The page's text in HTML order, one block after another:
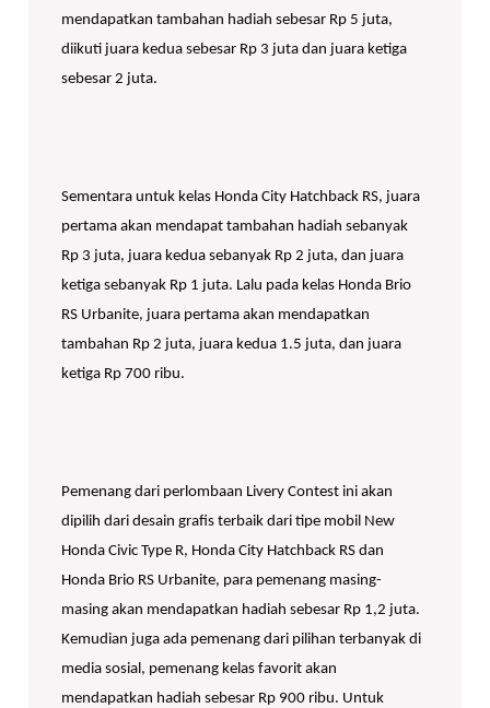
mendapatkan tambahan hadiah sebesar Rp 5 juta,
diikuti juara kedua sebesar Rp 3 juta dan juara ketiga
sebesar 2 juta.
Sementara untuk kelas Honda City Hatchback RS, juara
pertama akan mendapat tambahan hadiah sebanyak
Rp 3 juta, juara kedua sebanyak Rp 2 juta, dan juara
ketiga sebanyak Rp 1 juta. Lalu pada kelas Honda Brio
RS Urbanite, juara pertama akan mendapatkan
tambahan Rp 2 juta, juara kedua 1.5 juta, dan juara
ketiga Rp 700 ribu.
Pemenang dari perlombaan Livery Contest ini akan
dipilih dari desain grafis terbaik dari tipe mobil New
Honda Civic Type R, Honda City Hatchback RS dan
Honda Brio RS Urbanite, para pemenang masing-
masing akan mendapatkan hadiah sebesar Rp 1,2 juta.
Kemudian juga ada pemenang dari pilihan terbanyak di
media sosial, pemenang kelas favorit akan
mendapatkan hadiah sebesar Rp 900 ribu. Untuk